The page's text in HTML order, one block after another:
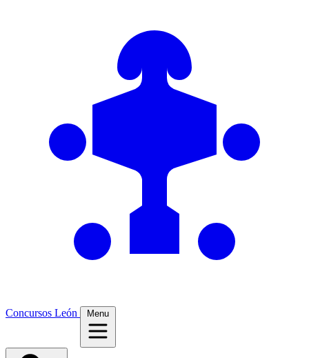
Concursos León Menu